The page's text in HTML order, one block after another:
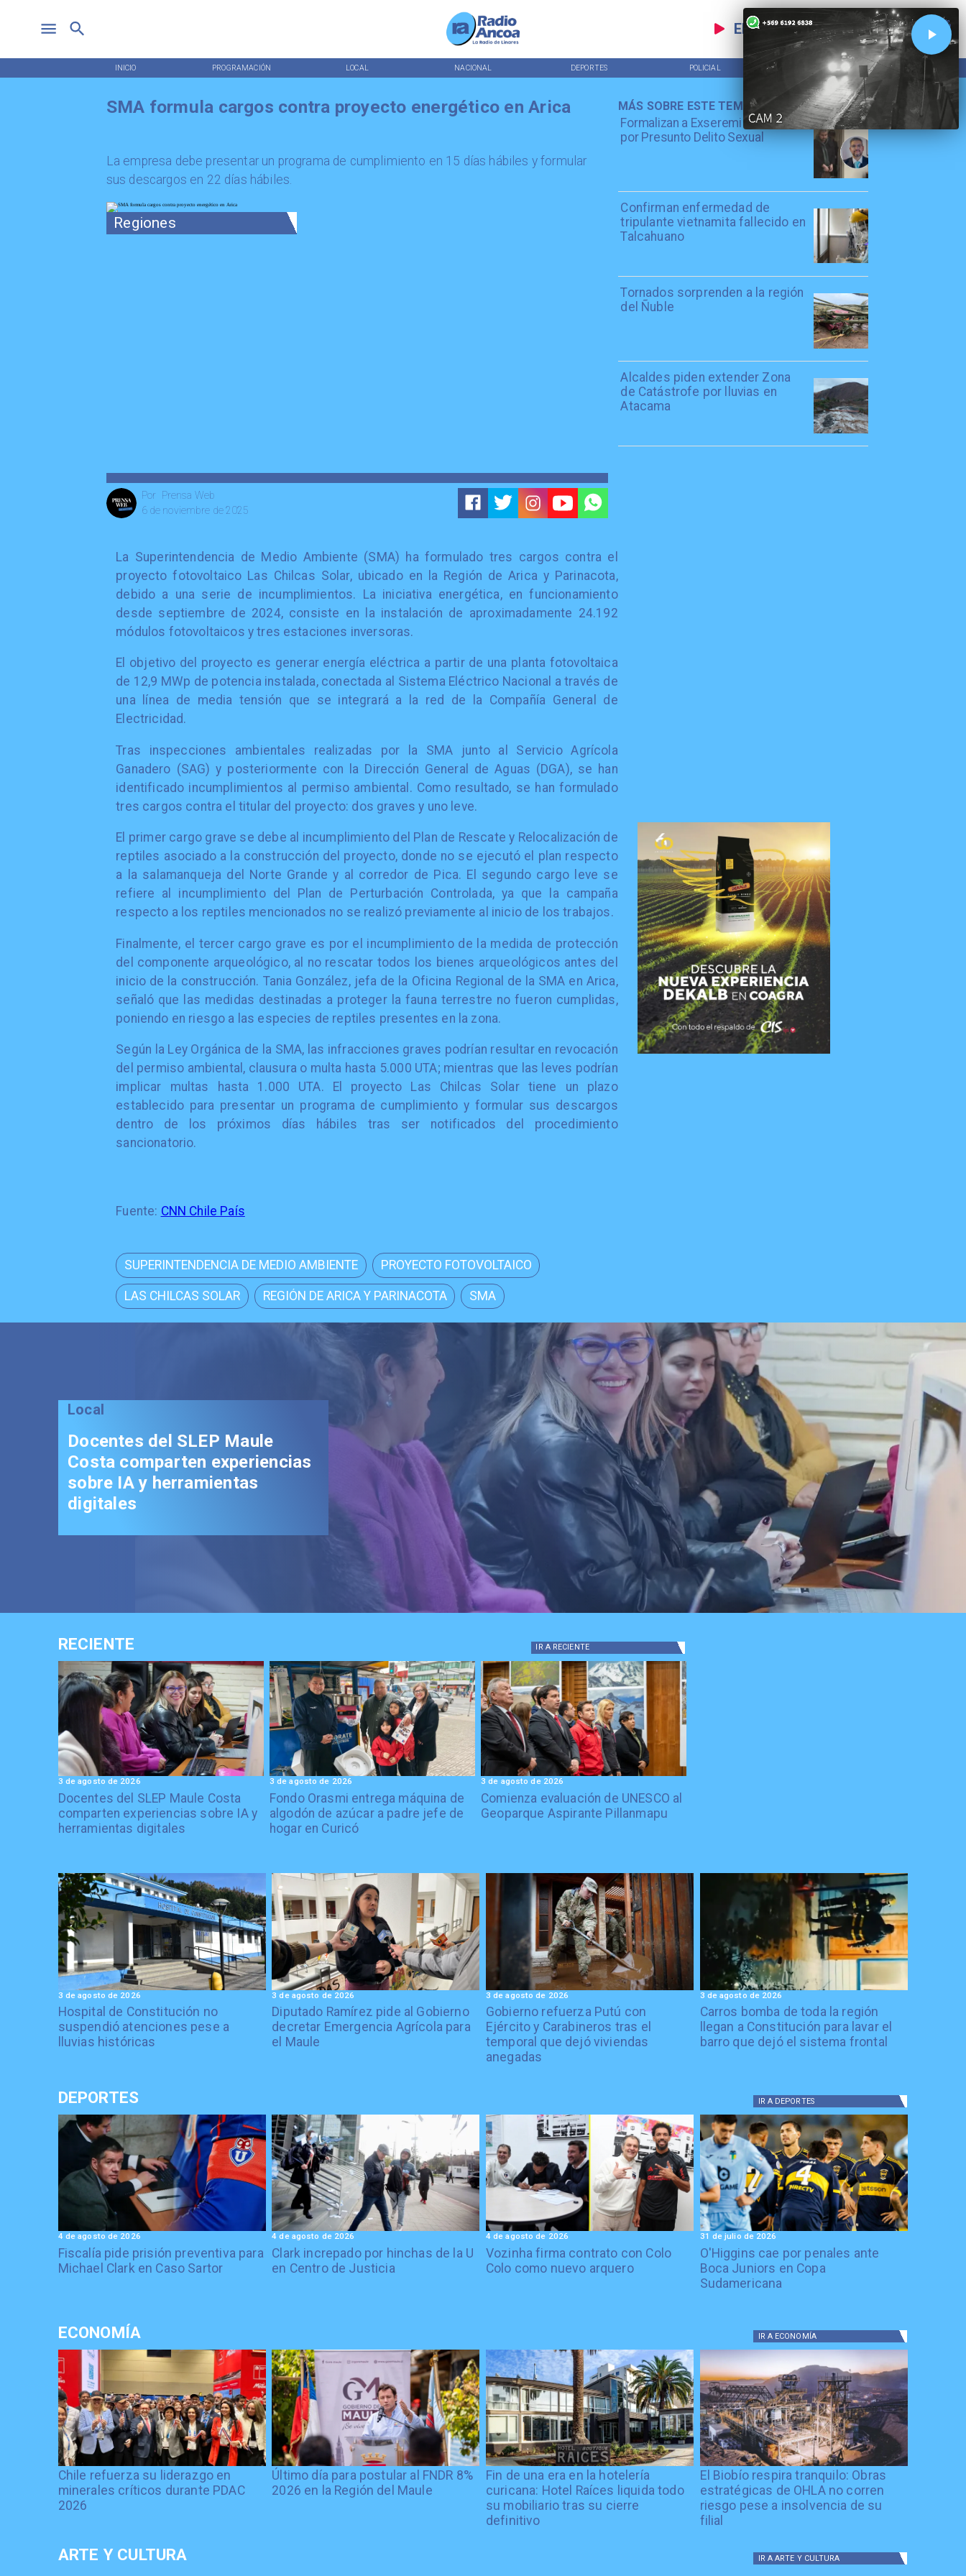
EN VIVO
INICIO PROGRAMACIÓN LOCAL NACIONAL DEPORTES POLICIAL TENDENCIAS
Regiones
Prensa Web
Por
6 de noviembre de 2025
Formalizan a Exseremi de Salud
por Presunto Delito Sexual
Confirman enfermedad de
tripulante vietnamita fallecido en
Talcahuano
Tornados sorprenden a la región
del Ñuble
Alcaldes piden extender Zona
de Catástrofe por lluvias en
Atacama
MÁS SOBRE ESTE TEMA
SMA formula cargos contra proyecto energético en Arica
La empresa debe presentar un programa de cumplimiento en 15 días hábiles y formular
sus descargos en 22 días hábiles.
La Superintendencia de Medio Ambiente (SMA) ha formulado tres cargos contra el
proyecto fotovoltaico Las Chilcas Solar, ubicado en la Región de Arica y Parinacota,
debido a una serie de incumplimientos. La iniciativa energética, en funcionamiento
desde septiembre de 2024, consiste en la instalación de aproximadamente 24.192
módulos fotovoltaicos y tres estaciones inversoras.
El objetivo del proyecto es generar energía eléctrica a partir de una planta fotovoltaica
de 12,9 MWp de potencia instalada, conectada al Sistema Eléctrico Nacional a través de
una línea de media tensión que se integrará a la red de la Compañía General de
Electricidad.
Tras inspecciones ambientales realizadas por la SMA junto al Servicio Agrícola
Ganadero (SAG) y posteriormente con la Dirección General de Aguas (DGA), se han
identificado incumplimientos al permiso ambiental. Como resultado, se han formulado
tres cargos contra el titular del proyecto: dos graves y uno leve.
El primer cargo grave se debe al incumplimiento del Plan de Rescate y Relocalización de
reptiles asociado a la construcción del proyecto, donde no se ejecutó el plan respecto
a la salamanqueja del Norte Grande y al corredor de Pica. El segundo cargo leve se
refiere al incumplimiento del Plan de Perturbación Controlada, ya que la campaña
respecto a los reptiles mencionados no se realizó previamente al inicio de los trabajos.
Finalmente, el tercer cargo grave es por el incumplimiento de la medida de protección
del componente arqueológico, al no rescatar todos los bienes arqueológicos antes del
inicio de la construcción. Tania González, jefa de la Oficina Regional de la SMA en Arica,
señaló que las medidas destinadas a proteger la fauna terrestre no fueron cumplidas,
poniendo en riesgo a las especies de reptiles presentes en la zona.
Según la Ley Orgánica de la SMA, las infracciones graves podrían resultar en revocación
del permiso ambiental, clausura o multa hasta 5.000 UTA; mientras que las leves podrían
implicar multas hasta 1.000 UTA. El proyecto Las Chilcas Solar tiene un plazo
establecido para presentar un programa de cumplimiento y formular sus descargos
dentro de los próximos días hábiles tras ser notificados del procedimiento
sancionatorio.
Fuente: CNN Chile País
SUPERINTENDENCIA DE MEDIO AMBIENTE PROYECTO FOTOVOLTAICO
LAS CHILCAS SOLAR REGIÓN DE ARICA Y PARINACOTA SMA
Local
Docentes del SLEP Maule
Costa comparten experiencias
sobre IA y herramientas
digitales
RECIENTE IR A RECIENTE
Docentes del SLEP Maule Costa
comparten experiencias sobre IA y
herramientas digitales
3 de agosto de 2026
Fondo Orasmi entrega máquina de
algodón de azúcar a padre jefe de
hogar en Curicó
3 de agosto de 2026
Comienza evaluación de UNESCO al
Geoparque Aspirante Pillanmapu
3 de agosto de 2026
Hospital de Constitución no
suspendió atenciones pese a
lluvias históricas
3 de agosto de 2026
Diputado Ramírez pide al Gobierno
decretar Emergencia Agrícola para
el Maule
3 de agosto de 2026
Gobierno refuerza Putú con
Ejército y Carabineros tras el
temporal que dejó viviendas
anegadas
3 de agosto de 2026
Carros bomba de toda la región
llegan a Constitución para lavar el
barro que dejó el sistema frontal
3 de agosto de 2026
DEPORTES IR A DEPORTES
Fiscalía pide prisión preventiva para
Michael Clark en Caso Sartor
4 de agosto de 2026
Clark increpado por hinchas de la U
en Centro de Justicia
4 de agosto de 2026
Vozinha firma contrato con Colo
Colo como nuevo arquero
4 de agosto de 2026
O'Higgins cae por penales ante
Boca Juniors en Copa
Sudamericana
31 de julio de 2026
ECONOMÍA IR A ECONOMÍA
Chile refuerza su liderazgo en
minerales críticos durante PDAC
2026
Último día para postular al FNDR 8%
2026 en la Región del Maule
Fin de una era en la hotelería
curicana: Hotel Raíces liquida todo
su mobiliario tras su cierre
definitivo
El Biobío respira tranquilo: Obras
estratégicas de OHLA no corren
riesgo pese a insolvencia de su
filial
ARTE Y CULTURA IR A ARTE Y CULTURA